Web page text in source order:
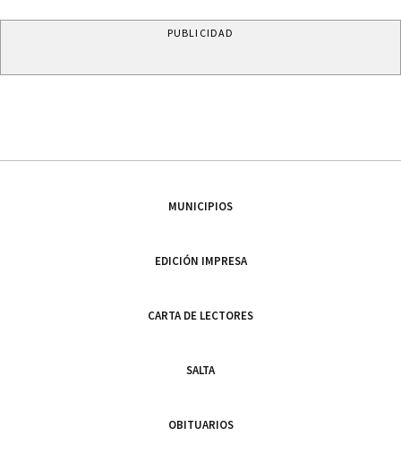
PUBLICIDAD
MUNICIPIOS
EDICIÓN IMPRESA
CARTA DE LECTORES
SALTA
OBITUARIOS